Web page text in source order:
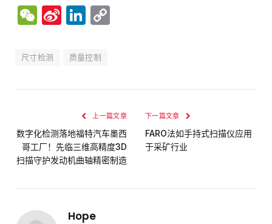
WeChat
Sina
Weibo
LinkedIn
尺寸检测 质量控制
上一篇文章
数字化检测落地福特汽车墨西
哥工厂！先临三维高精度3D
扫描守护发动机曲轴精密制造
下一篇文章
FARO法如手持式扫描仪应用
于采矿行业
Hope